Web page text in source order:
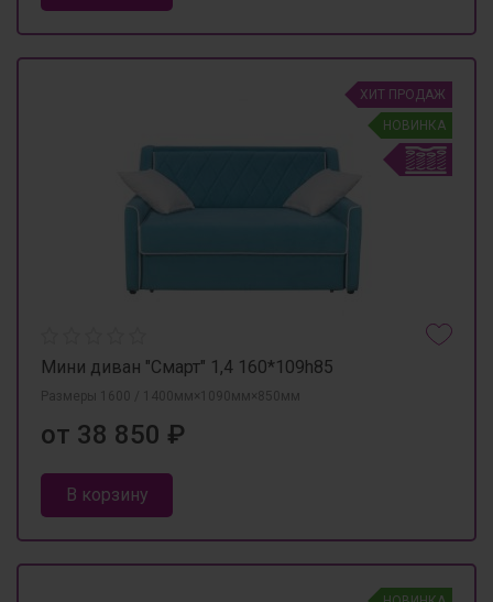
ХИТ ПРОДАЖ
НОВИНКА
Мини диван "Смарт" 1,4 160*109h85
Размеры 1600 / 1400мм×1090мм×850мм
от 38 850 ₽
В корзину